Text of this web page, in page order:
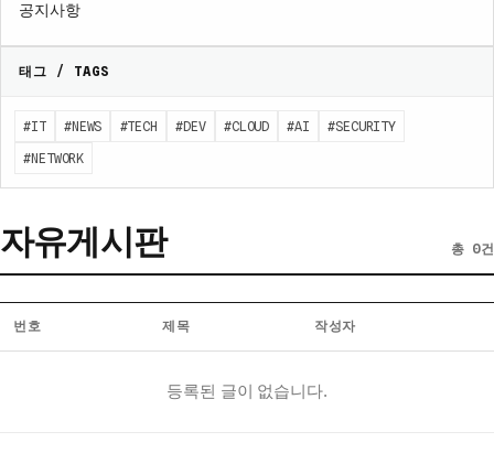
공지사항
태그 / TAGS
#IT #NEWS #TECH #DEV #CLOUD #AI #SECURITY
#NETWORK
자유게시판 총 0건
번호 제목 작성자
등록된 글이 없습니다.